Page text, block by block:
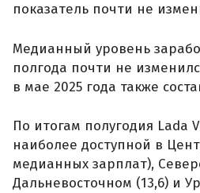
показатель почти не
Медианный уровень
полгода почти не
в мае 2025 года также
По итогам полугодия Lada
наиболее доступной в
медианных зарплат),
Дальневосточном (13,6) и